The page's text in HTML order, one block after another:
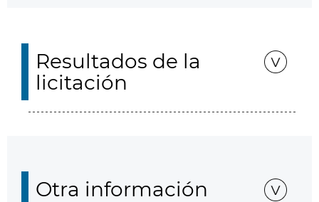
Resultados de la
licitación
Otra información